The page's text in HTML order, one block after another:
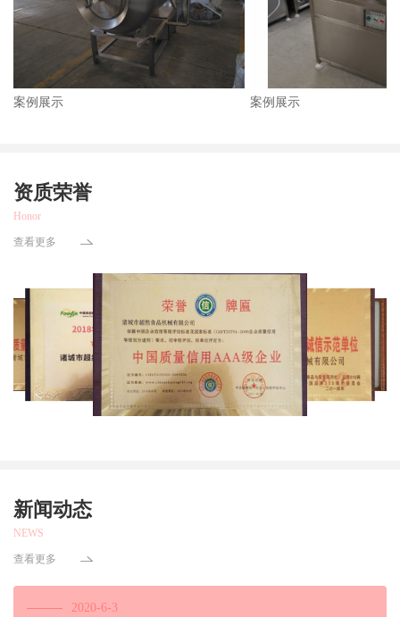
案例展示 案例展示
资质荣誉
Honor
查看更多
新闻动态
NEWS
查看更多
2020-6-3